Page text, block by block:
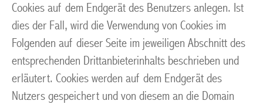
Cookies auf dem Endgerät des Benutzers anlegen. Ist
dies der Fall, wird die Verwendung von Cookies im
Folgenden auf dieser Seite im jeweiligen Abschnitt des
entsprechenden Drittanbieterinhalts beschrieben und
erläutert. Cookies werden auf dem Endgerät des
Nutzers gespeichert und von diesem an die Domain